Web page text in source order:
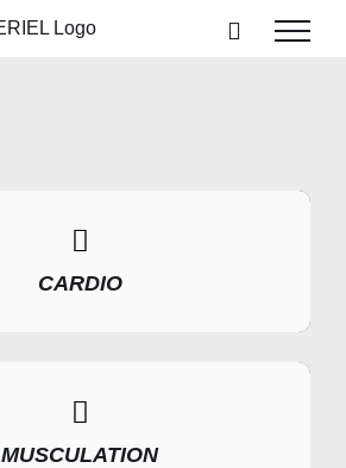
CARDIO
MUSCULATION